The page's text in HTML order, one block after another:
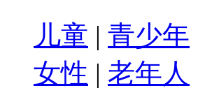
儿童 | 青少年
女性 | 老年人